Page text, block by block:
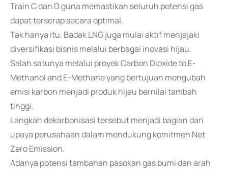
Train C dan D guna memastikan seluruh potensi gas
dapat terserap secara optimal.
Tak hanya itu, Badak LNG juga mulai aktif menjajaki
diversifikasi bisnis melalui berbagai inovasi hijau.
Salah satunya melalui proyek Carbon Dioxide to E-
Methanol and E-Methane yang bertujuan mengubah
emisi karbon menjadi produk hijau bernilai tambah
tinggi.
Langkah dekarbonisasi tersebut menjadi bagian dari
upaya perusahaan dalam mendukung komitmen Net
Zero Emission.
Adanya potensi tambahan pasokan gas bumi dan arah